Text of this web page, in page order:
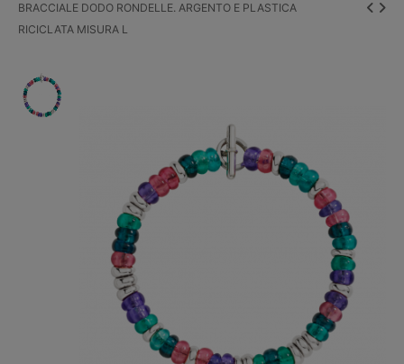
BRACCIALE DODO RONDELLE. ARGENTO E PLASTICA
RICICLATA MISURA L